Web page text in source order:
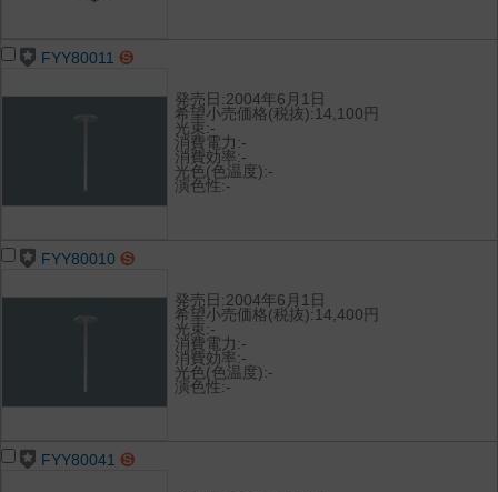
FYY80011
発売日:2004年6月1日
希望小売価格(税抜):14,100円
光束:-
消費電力:-
消費効率:-
光色(色温度):-
演色性:-
FYY80010
発売日:2004年6月1日
希望小売価格(税抜):14,400円
光束:-
消費電力:-
消費効率:-
光色(色温度):-
演色性:-
FYY80041